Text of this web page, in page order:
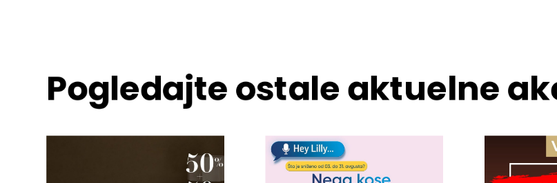
Pogledajte ostale aktuelne